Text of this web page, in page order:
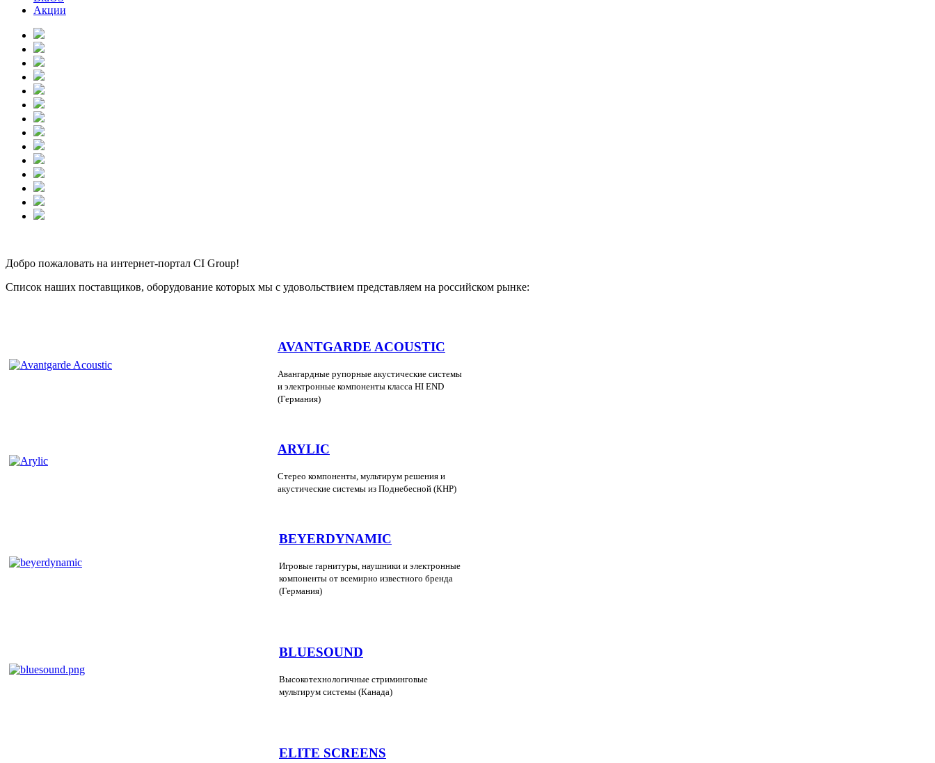
Акции
Добро пожаловать на интернет-портал CI Group!
Список наших поставщиков, оборудование которых мы с удовольствием представляем на российском рынке:
AVANTGARDE ACOUSTIC
Авангардные рупорные акустические системы
и электронные компоненты класса HI END
(Германия)
ARYLIC
Стерео компоненты, мультирум решения и
акустические системы из Поднебесной (КНР)
BEYERDYNAMIC
Игровые гарнитуры, наушники и электронные
компоненты от всемирно известного бренда
(Германия)
BLUESOUND
Высокотехнологичные стриминговые
мультирум системы (Канада)
ELITE SCREENS